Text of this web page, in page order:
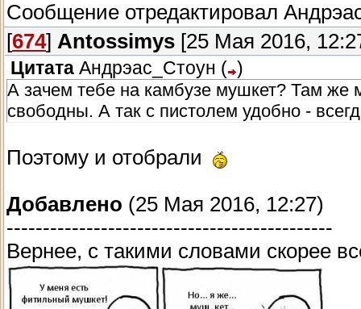
Сообщение отредактировал
[674] Antossimys [25 Мая 2016,
Цитата Андрэас_Стоун ( )
А зачем тебе на камбузе мушкет? Там же
свободны. А так с пистолем удобно -
Поэтому и отобрали
Добавлено (25 Мая 2016, 12:27)
---------------------------------------------
Вернее, с такими словами скорее